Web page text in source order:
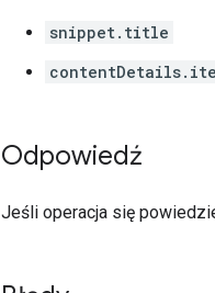
snippet.title
Odpowiedź
Jeśli operacja się